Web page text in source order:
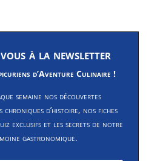
à la newsletter
d’Aventure Culinaire !
semaine nos découvertes
chroniques d’histoire, nos fiches
exclusifs et les secrets de notre
gastronomique.